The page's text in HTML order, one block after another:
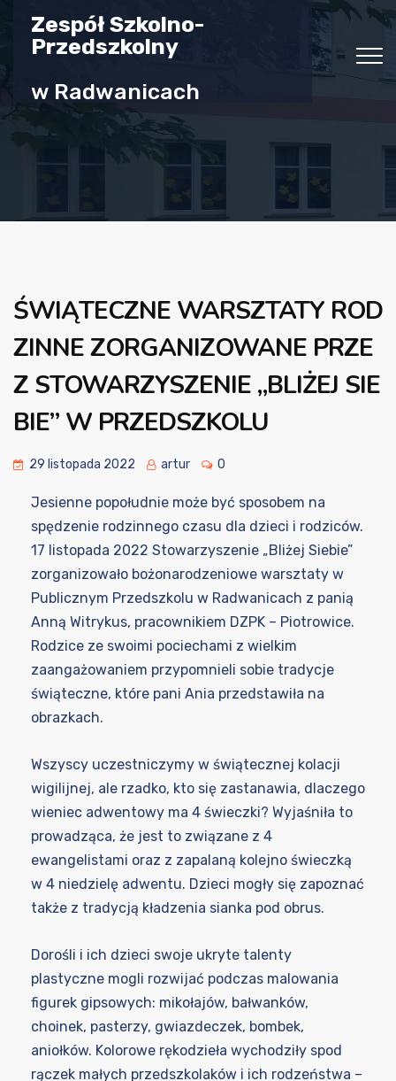
Zespół Szkolno-
Przedszkolny
w Radwanicach
ŚWIĄTECZNE WARSZTATY ROD
ZINNE ZORGANIZOWANE PRZE
Z STOWARZYSZENIE „BLIŻEJ SIE
BIE” W PRZEDSZKOLU
29 listopada 2022 artur 0
Jesienne popołudnie może być sposobem na
spędzenie rodzinnego czasu dla dzieci i rodziców.
17 listopada 2022 Stowarzyszenie „Bliżej Siebie”
zorganizowało bożonarodzeniowe warsztaty w
Publicznym Przedszkolu w Radwanicach z panią
Anną Witrykus, pracownikiem DZPK – Piotrowice.
Rodzice ze swoimi pociechami z wielkim
zaangażowaniem przypomnieli sobie tradycje
świąteczne, które pani Ania przedstawiła na
obrazkach.
Wszyscy uczestniczymy w świątecznej kolacji
wigilijnej, ale rzadko, kto się zastanawia, dlaczego
wieniec adwentowy ma 4 świeczki? Wyjaśniła to
prowadząca, że jest to związane z 4
ewangelistami oraz z zapalaną kolejno świeczką
w 4 niedzielę adwentu. Dzieci mogły się zapoznać
także z tradycją kładzenia sianka pod obrus.
Dorośli i ich dzieci swoje ukryte talenty
plastyczne mogli rozwijać podczas malowania
figurek gipsowych: mikołajów, bałwanków,
choinek, pasterzy, gwiazdeczek, bombek,
aniołków. Kolorowe rękodzieła wychodziły spod
rączek małych przedszkolaków i ich rodzeństwa –